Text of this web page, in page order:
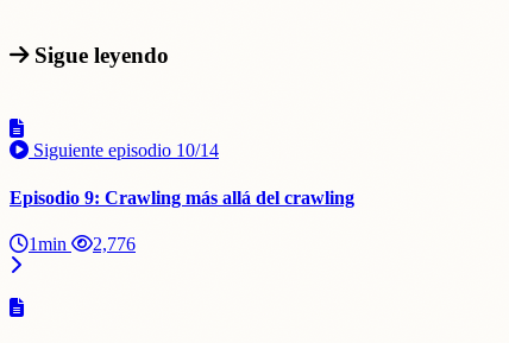
Sigue leyendo
Siguiente episodio 10/14
Episodio 9: Crawling más allá del crawling
1min 2,776